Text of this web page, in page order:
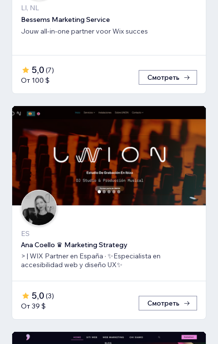
LI, NL
Bessems Marketing Service
Jouw all-in-one partner voor Wix succes
5,0 (7)
От 100 $
Смотреть
ES
Ana Coello ♛ Marketing Strategy
> | WIX Partner en España · ✨Especialista en
accesibilidad web y diseño UX✨
5,0 (3)
От 39 $
Смотреть